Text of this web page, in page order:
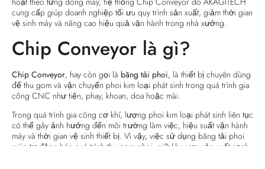
cung cấp giúp doanh nghiệp tối ưu quy trình sản xuất, giảm thời gian
vệ sinh máy và nâng cao hiệu quả vận hành trong nhà xưởng.
Chip Conveyor là gì?
Chip Conveyor, hay còn gọi là băng tải phoi, là thiết bị chuyên dùng
để thu gom và vận chuyển phoi kim loại phát sinh trong quá trình gia
công CNC như tiện, phay, khoan, doa hoặc mài.
Trong quá trình gia công cơ khí, lượng phoi kim loại phát sinh liên tục
có thể gây ảnh hưởng đến môi trường làm việc, hiệu suất vận hành
máy và thời gian vệ sinh thiết bị. Vì vậy, việc sử dụng băng tải phoi
giúp tự động hóa quá trình thu gom phoi, giữ khu vực sản xuất sạch